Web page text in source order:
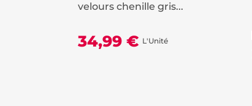
velours chenille gris...
34,99 € L'Unité